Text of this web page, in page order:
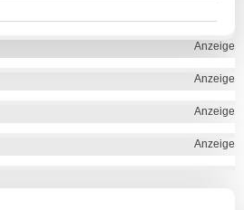
Anzeige
Anzeige
Anzeige
Anzeige